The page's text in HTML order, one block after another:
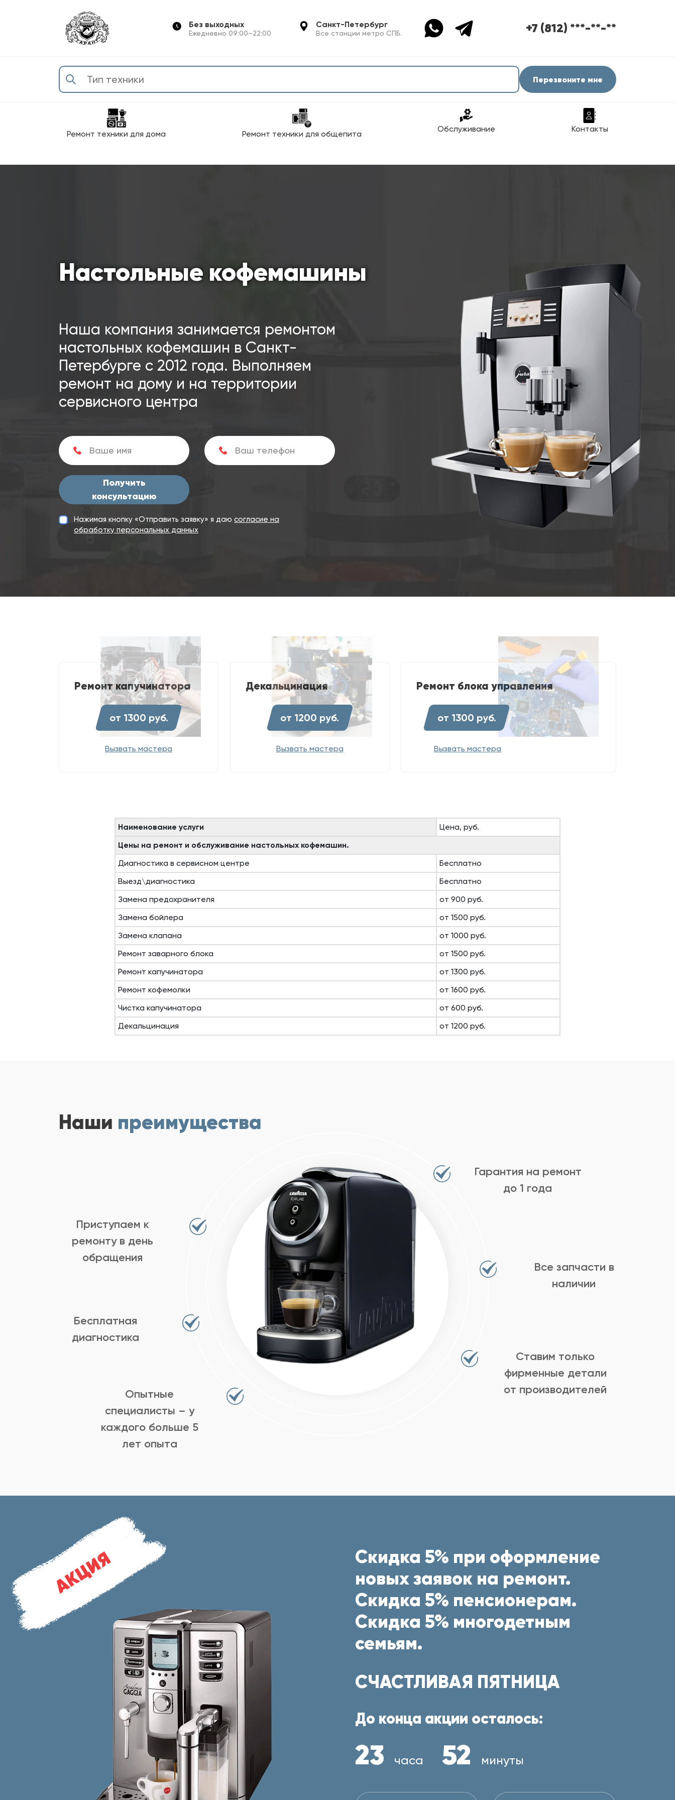
Без выходных
Ежедневно 09:00–22:00
Санкт-Петербург
Все станции метро СПБ. +7 (812) ***-**-**
Перезвоните мне
Ремонт техники для дома Ремонт техники для общепита
Обслуживание Контакты
Настольные кофемашины
Наша компания занимается ремонтом
настольных кофемашин в Санкт-
Петербурге с 2012 года. Выполняем
ремонт на дому и на территории
сервисного центра
Получить
консультацию
Нажимая кнопку «Отправить заявку» я даю согласие на
обработку персональных данных
Ремонт капучинатора
от 1300 руб.
Вызвать мастера
Декальцинация
от 1200 руб.
Вызвать мастера
Ремонт блока управления
от 1300 руб.
Вызвать мастера
Наименование услуги
Цена, руб.
Цены на ремонт и обслуживание настольных кофемашин.
Диагностика в сервисном центре
Бесплатно
Выезд\диагностика
Бесплатно
Замена предохранителя
от 900 руб.
Замена бойлера
от 1500 руб.
Замена клапана
от 1000 руб.
Ремонт заварного блока
от 1500 руб.
Ремонт капучинатора
от 1300 руб.
Ремонт кофемолки
от 1600 руб.
Чистка капучинатора
от 600 руб.
Декальцинация
от 1200 руб.
Наши преимущества
Приступаем к
ремонту в день
обращения
Гарантия на ремонт
до 1 года
Бесплатная
диагностика
Все запчасти в
наличии
Опытные
специалисты – у
каждого больше 5
лет опыта
Ставим только
фирменные детали
от производителей
Скидка 5% при оформление
новых заявок на ремонт.
Скидка 5% пенсионерам.
Скидка 5% многодетным
семьям.
СЧАСТЛИВАЯ ПЯТНИЦА
До конца акции осталось:
23 часа 52 минуты